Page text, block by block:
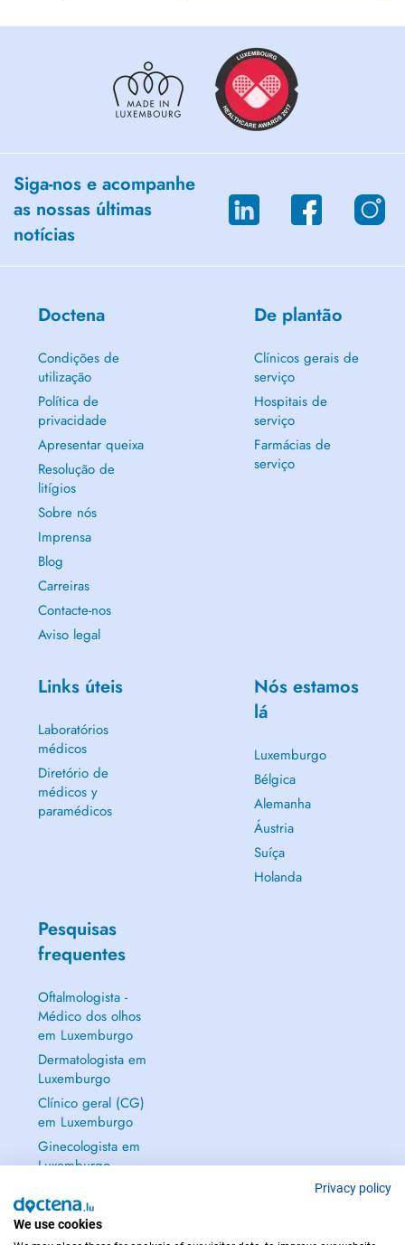
Siga-nos e acompanhe
as nossas últimas
notícias
Doctena
Condições de
utilização
Política de
privacidade
Apresentar queixa
Resolução de
litígios
Sobre nós
Imprensa
Blog
Carreiras
Contacte-nos
Aviso legal
De plantão
Clínicos gerais de
serviço
Hospitais de
serviço
Farmácias de
serviço
Links úteis
Laboratórios
médicos
Diretório de
médicos y
paramédicos
Nós estamos
lá
Luxemburgo
Bélgica
Alemanha
Áustria
Suíça
Holanda
Pesquisas
frequentes
Oftalmologista -
Médico dos olhos
em Luxemburgo
Dermatologista em
Luxemburgo
Clínico geral (CG)
em Luxemburgo
Ginecologista em
Luxemburgo
Privacy policy
We use cookies